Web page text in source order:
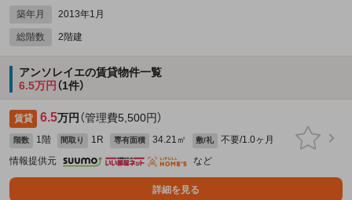
築年月
2013年1月
総階数 2階建
アンソレイエの賃貸物件一覧
6.5万円 （1件）
賃貸 6.5万円 （管理費5,500円）
階数 1階 間取り 1R 専有面積 34.21㎡ 敷/礼
不要/1.0ヶ月
情報提供元
など
詳細を見る